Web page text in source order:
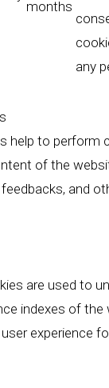
months
any
help to perform
of the
and
are used to
indexes of the
experience